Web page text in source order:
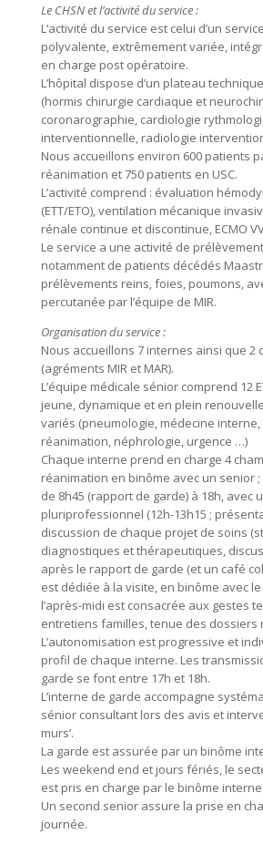
Le CHSN et l’activité du service :
L’activité du service est celui d’un
polyvalente, extrêmement variée,
en charge post opératoire.
L’hôpital dispose d’un plateau
(hormis chirurgie cardiaque et
coronarographie, cardiologie
interventionnelle, radiologie
Nous accueillons environ 600 patients
réanimation et 750 patients en USC.
L’activité comprend : évaluation
(ETT/ETO), ventilation mécanique
rénale continue et discontinue, ECMO
Le service a une activité de
notamment de patients décédés
prélèvements reins, foies, poumons,
percutanée par l’équipe de MIR.
Organisation du service :
Nous accueillons 7 internes ainsi que 2
(agréments MIR et MAR).
L’équipe médicale sénior comprend 12
jeune, dynamique et en plein
variés (pneumologie, médecine
réanimation, néphrologie, urgence …)
Chaque interne prend en charge 4
réanimation en binôme avec un senior ;
de 8h45 (rapport de garde) à 18h, avec
pluriprofessionnel (12h-13h15 ;
discussion de chaque projet de soins
diagnostiques et thérapeutiques,
après le rapport de garde (et un café
est dédiée à la visite, en binôme avec
l’après-midi est consacrée aux gestes
entretiens familles, tenue des dossiers
L’autonomisation est progressive et
profil de chaque interne. Les
garde se font entre 17h et 18h.
L’interne de garde accompagne
sénior consultant lors des avis et
murs’.
La garde est assurée par un binôme
Les weekend end et jours fériés, le
est pris en charge par le binôme
Un second senior assure la prise en
journée.